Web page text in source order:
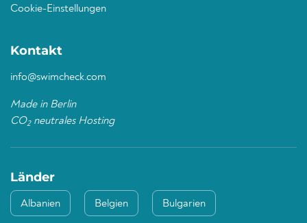
Cookie-Einstellungen
Kontakt
info@swimcheck.com
Made in Berlin
CO2neutrales Hosting
Länder
Albanien Belgien Bulgarien